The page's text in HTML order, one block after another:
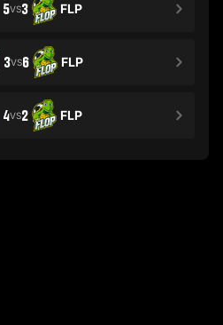
5VS3 FLP
3VS6 FLP
4VS2 FLP